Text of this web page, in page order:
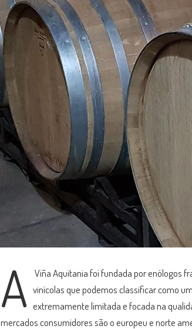
A
Viña Aquitania foi fundada por enólogos
vinícolas que podemos classificar como
extremamente limitada e focada na
mercados consumidores são o europeu e norte